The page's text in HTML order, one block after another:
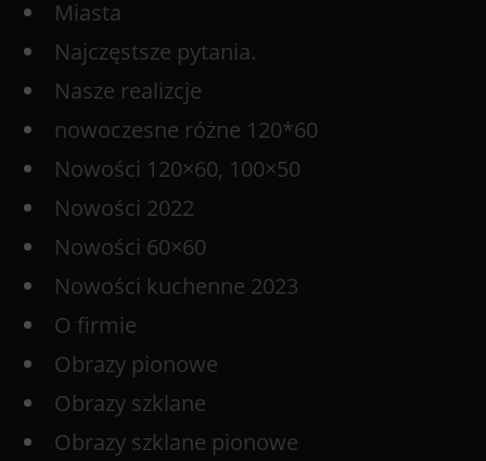
Miasta
Najczęstsze pytania.
Nasze realizcje
nowoczesne różne 120*60
Nowości 120×60, 100×50
Nowości 2022
Nowości 60×60
Nowości kuchenne 2023
O firmie
Obrazy pionowe
Obrazy szklane
Obrazy szklane pionowe